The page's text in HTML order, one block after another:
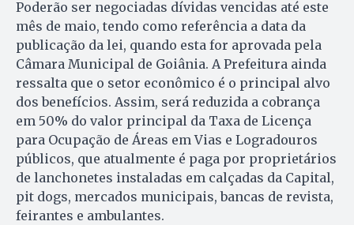
Poderão ser negociadas dívidas vencidas até este
mês de maio, tendo como referência a data da
publicação da lei, quando esta for aprovada pela
Câmara Municipal de Goiânia. A Prefeitura ainda
ressalta que o setor econômico é o principal alvo
dos benefícios. Assim, será reduzida a cobrança
em 50% do valor principal da Taxa de Licença
para Ocupação de Áreas em Vias e Logradouros
públicos, que atualmente é paga por proprietários
de lanchonetes instaladas em calçadas da Capital,
pit dogs, mercados municipais, bancas de revista,
feirantes e ambulantes.